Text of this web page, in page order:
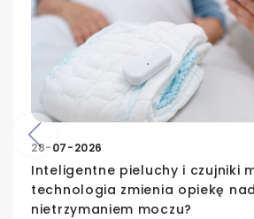
28-07-2026
Inteligentne pieluchy i czujniki
technologia zmienia opiekę
nietrzymaniem moczu?
Poprzedni